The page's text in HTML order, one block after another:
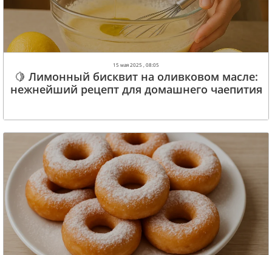
15 мая 2025 , 08:05
🍋 Лимонный бисквит на оливковом масле:
нежнейший рецепт для домашнего чаепития